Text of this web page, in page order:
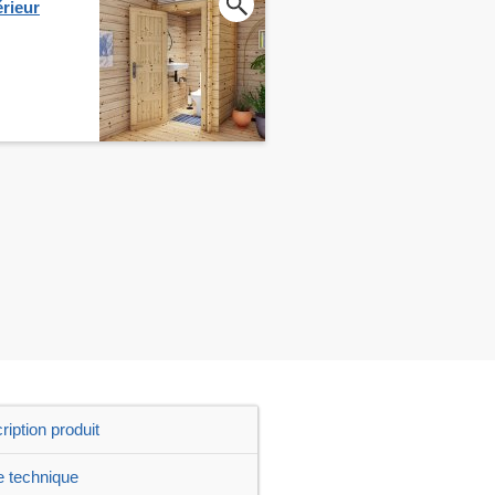
produit
technique